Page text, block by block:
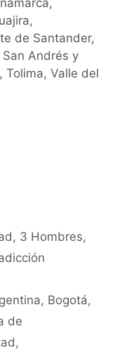
de Santander,
Andrés y
Tolima, Valle del
, 3 Hombres,
, Bogotá,
de
,